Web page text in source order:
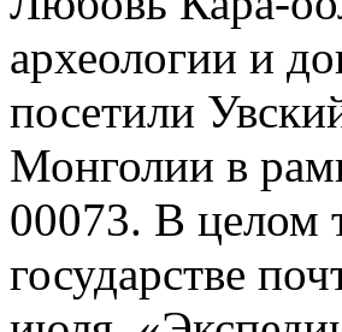
археологии и
посетили
Монголии в
00073. В целом
государстве